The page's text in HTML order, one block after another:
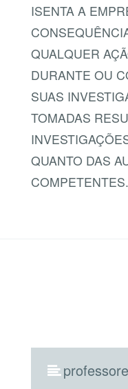
ISENTA A
QUALQUER
DURANTE OU
SUAS
TOMADAS
QUANTO DAS
COMPETENTES.